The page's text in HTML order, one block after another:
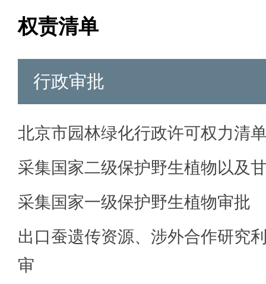
权责清单
行政审批
北京市园林绿化行政许可权力清
采集国家二级保护野生植物以及
采集国家一级保护野生植物审批
出口蚕遗传资源、涉外合作研究
审